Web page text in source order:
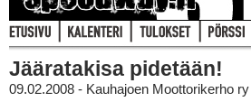
Jääratakisa pidetään!
09.02.2008 - Kauhajoen Moottorikerho ry